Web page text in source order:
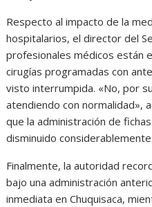
Respecto al impacto de la
hospitalarios, el director del
profesionales médicos están
cirugías programadas con
visto interrumpida. «No, por
atendiendo con normalidad»,
que la administración de
disminuido considerablemente.
Finalmente, la autoridad
bajo una administración
inmediata en Chuquisaca,